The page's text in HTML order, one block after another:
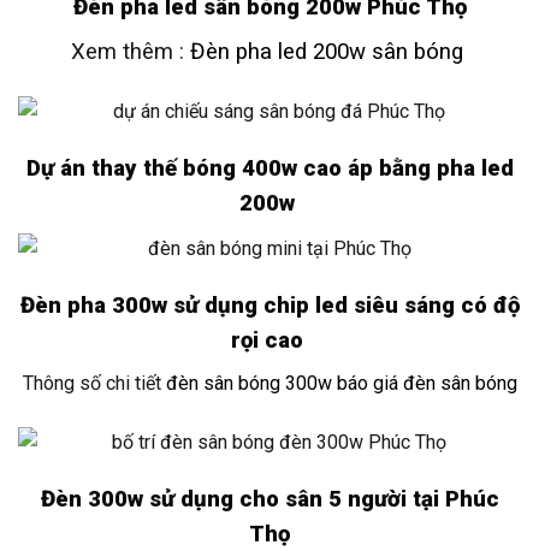
Đèn pha led sân bóng 200w Phúc Thọ
Xem thêm : Đèn pha led 200w sân bóng
Dự án thay thế bóng 400w cao áp bằng pha led
200w
Đèn pha 300w sử dụng chip led siêu sáng có độ
rọi cao
Thông số chi tiết đèn sân bóng 300w báo giá đèn sân bóng
Đèn 300w sử dụng cho sân 5 người tại Phúc
Thọ